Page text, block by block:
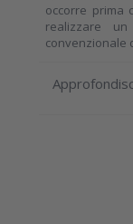
occorre prima
realizzare
convenzionale